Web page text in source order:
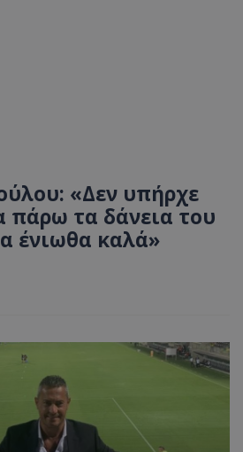
«Δεν υπήρχε
πάρω τα δάνεια του
ένιωθα καλά»